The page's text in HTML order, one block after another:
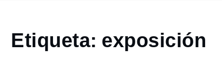
Home
portfolio
Etiqueta: exposición